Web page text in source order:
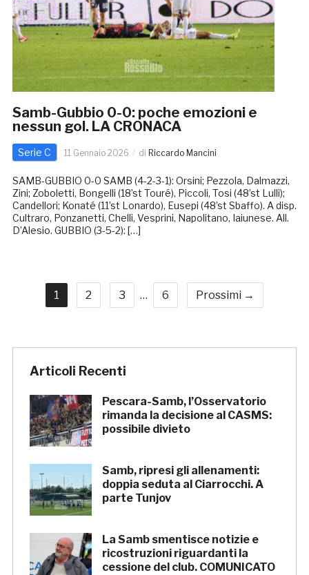
Samb-Gubbio 0-0: poche emozioni e
nessun gol. LA CRONACA
Serie C 11 Gennaio 2026 di Riccardo Mancini
SAMB-GUBBIO 0-0 SAMB (4-2-3-1): Orsini; Pezzola, Dalmazzi,
Zini; Zoboletti, Bongelli (18’st Touré), Piccoli, Tosi (48’st Lulli);
Candellori; Konaté (11’st Lonardo), Eusepi (48’st Sbaffo). A disp.
Cultraro, Ponzanetti, Chelli, Vesprini, Napolitano, Iaiunese. All.
D’Alesio. GUBBIO (3-5-2): […]
1 2 3 … 6 Prossimi →
Articoli Recenti
Pescara-Samb, l’Osservatorio
rimanda la decisione al CASMS:
possibile divieto
Samb, ripresi gli allenamenti:
doppia seduta al Ciarrocchi. A
parte Tunjov
La Samb smentisce notizie e
ricostruzioni riguardanti la
cessione del club. COMUNICATO